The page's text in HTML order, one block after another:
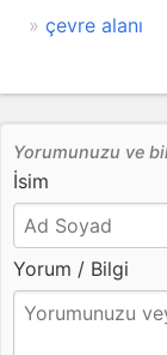
çevre alanı
Yorumunuzu ve
İsim
Yorum / Bilgi